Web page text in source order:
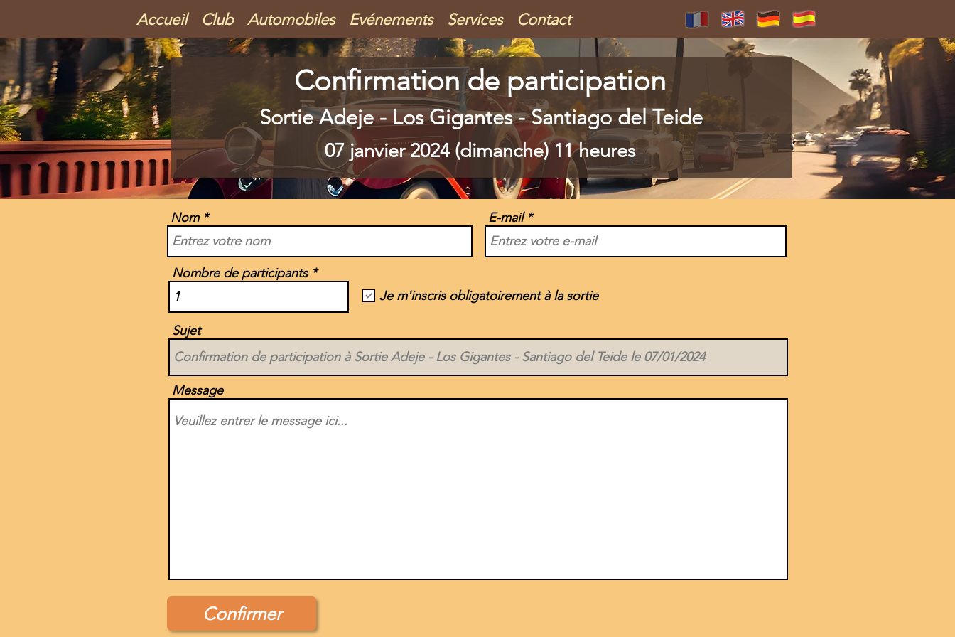
Accueil Club Automobiles Evénements Services Contact
Confirmation de participation
Sortie Adeje - Los Gigantes - Santiago del Teide
07 janvier 2024 (dimanche) 11 heures
Nom E-mail
Nombre de participants
Je m'inscris obligatoirement à la sortie
Sujet
Message
Confirmer